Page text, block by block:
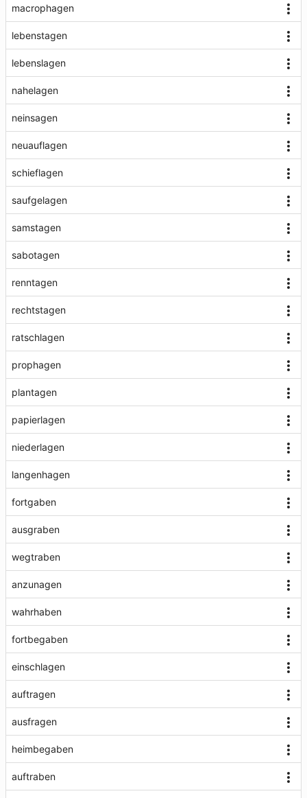
macrophagen
lebenstagen
lebenslagen
nahelagen
neinsagen
neuauflagen
schieflagen
saufgelagen
samstagen
sabotagen
renntagen
rechtstagen
ratschlagen
prophagen
plantagen
papierlagen
niederlagen
langenhagen
fortgaben
ausgraben
wegtraben
anzunagen
wahrhaben
fortbegaben
einschlagen
auftragen
ausfragen
heimbegaben
auftraben